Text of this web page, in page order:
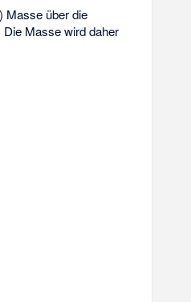
Masse über die
Masse wird daher